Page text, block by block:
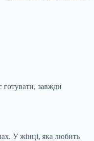
готувати, завжди
У жінці, яка любить